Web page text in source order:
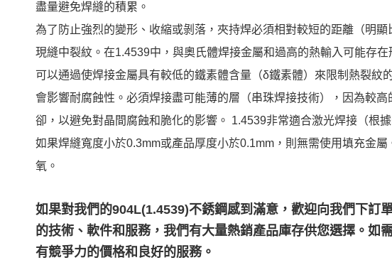
盡量避免焊縫的積累。
為了防止強烈的變形、收縮或剝落，夾持焊必須相對較短的距離（明
現縫中裂紋。在1.4539中，與奧氏體焊接金屬和過高的熱輸入可能存在
可以通過使焊接金屬具有較低的鐵素體含量（δ鐵素體）來限制熱裂
會影響耐腐蝕性。必須焊接盡可能薄的層（串珠焊接技術），因為較
卻，以避免對晶間腐蝕和脆化的影響。 1.4539非常適合激光焊接（根
如果焊縫寬度小於0.3mm或產品厚度小於0.1mm，則無需使用填充金
氧。
如果對我們的904L(1.4539)不銹鋼感到滿意，歡迎向我們下訂
的技術、軟件和服務，我們有大量熱銷產品庫存供您選擇。
有競爭力的價格和良好的服務。